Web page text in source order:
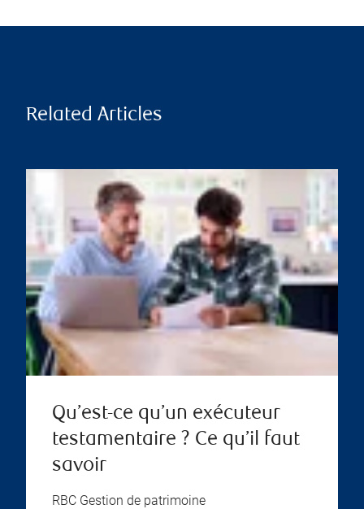
Related Articles
Qu’est-ce qu’un exécuteur
testamentaire ? Ce qu’il faut
savoir
RBC Gestion de patrimoine